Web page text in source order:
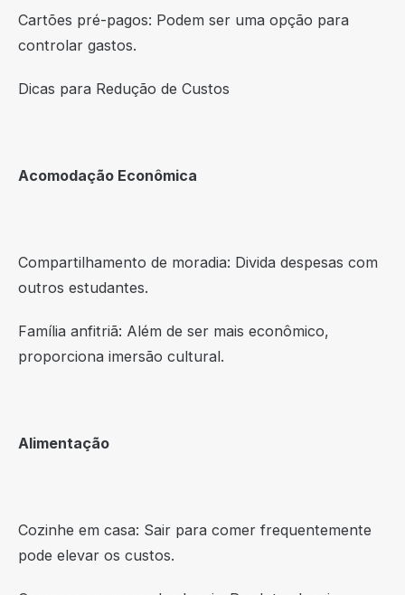
Cartões pré-pagos: Podem ser uma opção para
controlar gastos.
Dicas para Redução de Custos
Acomodação Econômica
Compartilhamento de moradia: Divida despesas com
outros estudantes.
Família anfitriã: Além de ser mais econômico,
proporciona imersão cultural.
Alimentação
Cozinhe em casa: Sair para comer frequentemente
pode elevar os custos.